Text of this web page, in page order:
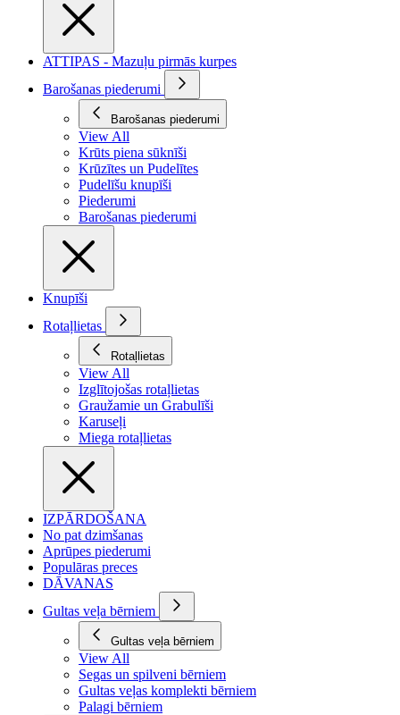
ATTIPAS - Mazuļu pirmās kurpes
Barošanas piederumi
Barošanas piederumi
View All
Krūts piena sūknīši
Krūzītes un Pudelītes
Pudelīšu knupīši
Piederumi
Barošanas piederumi
Knupīši
Rotaļlietas
Rotaļlietas
View All
Izglītojošas rotaļlietas
Graužamie un Grabulīši
Karuseļi
Miega rotaļlietas
IZPĀRDOŠANA
No pat dzimšanas
Aprūpes piederumi
Populāras preces
DĀVANAS
Gultas veļa bērniem
Gultas veļa bērniem
View All
Segas un spilveni bērniem
Gultas veļas komplekti bērniem
Palagi bērniem